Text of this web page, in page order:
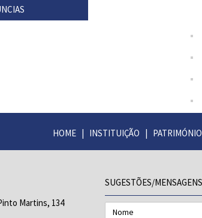
HOME| INSTITUIÇÃO | PATRIMÓNIO
Martins, 134
SUGESTÕES/MENSAGENS
Nome